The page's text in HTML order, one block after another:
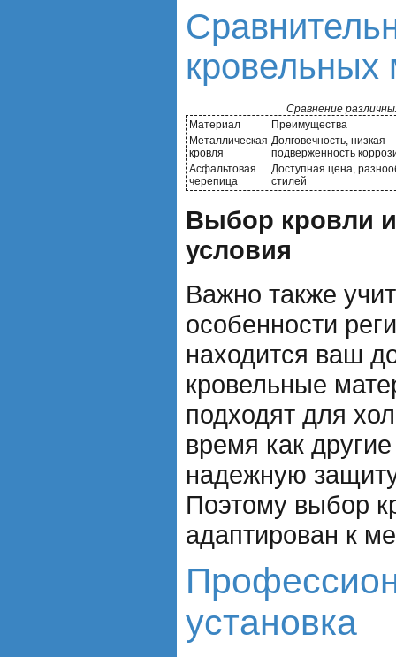
кровельных
Сравнение
Материал
Преимущества
Металлическая
кровля
Долговечность, низкая
подверженность
Асфальтовая
черепица
Доступная цена,
стилей
Выбор кровли
условия
Важно также
особенности
находится ваш
кровельные
подходят для
время как
надежную
Поэтому выбор
адаптирован к
установка